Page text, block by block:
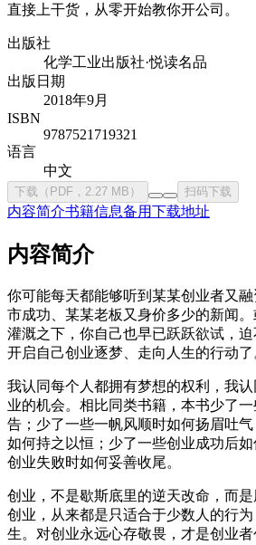
直接上干货，从零开始教你开公司。
出版社
化学工业出版社·悦读名品
出版日期
2018年9月
ISBN
9787521719321
语言
中文
下载（PDF，2.27 MB） 扫码下载
内容简介书籍信息备用下载地址
内容简介
你可能每天都能够听到某某创业者又
市成功、某某老板又身价多少的新闻
灌溉之下，你自己也早已跃跃欲试，迫
开启自己创业逐梦、走向人生的行动了
我认同每个人都拥有梦想的权利，我
业的机会。相比同类书籍，本书少了
告；少了一些一帆风顺时如何扬眉吐
如何持之以恒；少了一些创业成功后
创业失败时如何妥善收尾。
创业，不是歇斯底里的逆天改命，而是
创业，从来都是只适合于少数人的行
生。对创业永远心存敬畏，才是创业者